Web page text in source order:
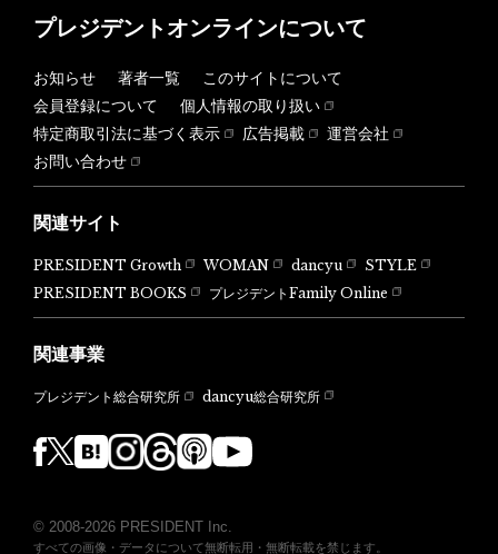
プレジデントオンラインについて
お知らせ 著者一覧
このサイトについて
会員登録について
個人情報の取り扱い
特定商取引法に基づく表示
広告掲載
運営会社
お問い合わせ
関連サイト
PRESIDENT Growth WOMAN dancyu
STYLE
PRESIDENT BOOKS
プレジデントFamily Online
関連事業
プレジデント総合研究所 dancyu総合研究所
© 2008-2026 PRESIDENT Inc.
すべての画像・データについて無断転用・無断転載を禁じます。